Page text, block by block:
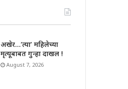
अखेर…’त्या’ महिलेच्या
मृत्यूबाबत गुन्हा दाखल !
August 7, 2026